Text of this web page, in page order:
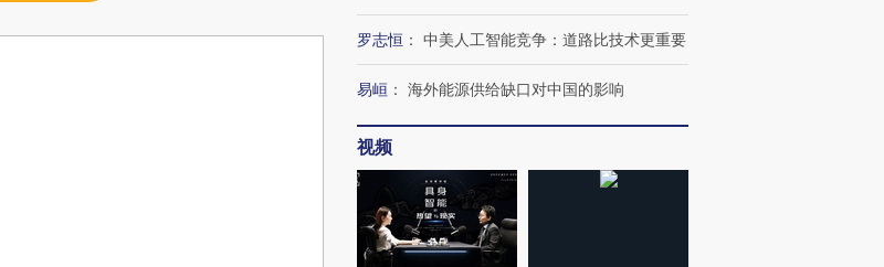
罗志恒 ： 中美人工智能竞争：道路比技术更重要
易峘 ： 海外能源供给缺口对中国的影响
视频